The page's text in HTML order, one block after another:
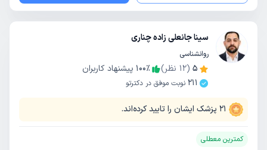
سینا جانعلی زاده چناری
روانشناسی
5
(
12 نظر) 100٪
پیشنهاد کاربران
211 نوبت موفق در دکترتو
21 پزشک ایشان را تایید کرده‌اند.
کمترین معطلی